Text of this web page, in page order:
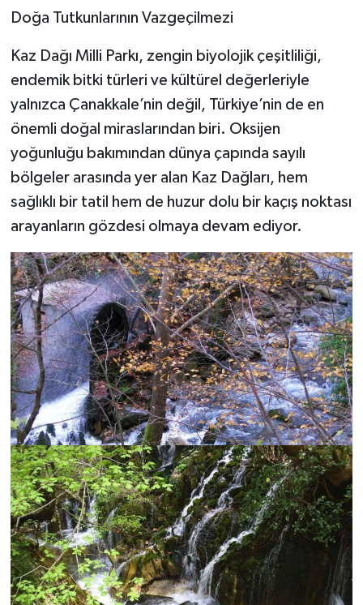
Doğa Tutkunlarının Vazgeçilmezi
Kaz Dağı Milli Parkı, zengin biyolojik çeşitliliği,
endemik bitki türleri ve kültürel değerleriyle
yalnızca Çanakkale’nin değil, Türkiye’nin de en
önemli doğal miraslarından biri. Oksijen
yoğunluğu bakımından dünya çapında sayılı
bölgeler arasında yer alan Kaz Dağları, hem
sağlıklı bir tatil hem de huzur dolu bir kaçış noktası
arayanların gözdesi olmaya devam ediyor.